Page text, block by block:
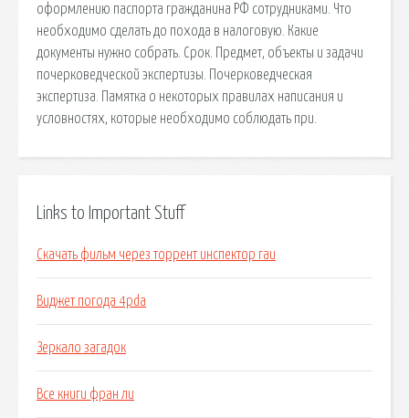
оформлению паспорта гражданина РФ сотрудниками. Что
необходимо сделать до похода в налоговую. Какие
документы нужно собрать. Срок. Предмет, объекты и задачи
почерковедческой экспертизы. Почерковедческая
экспертиза. Памятка о некоторых правилах написания и
условностях, которые необходимо соблюдать при.
Links to Important Stuff
Скачать фильм через торрент инспектор гаи
Виджет погода 4pda
Зеркало загадок
Все книги фран ли